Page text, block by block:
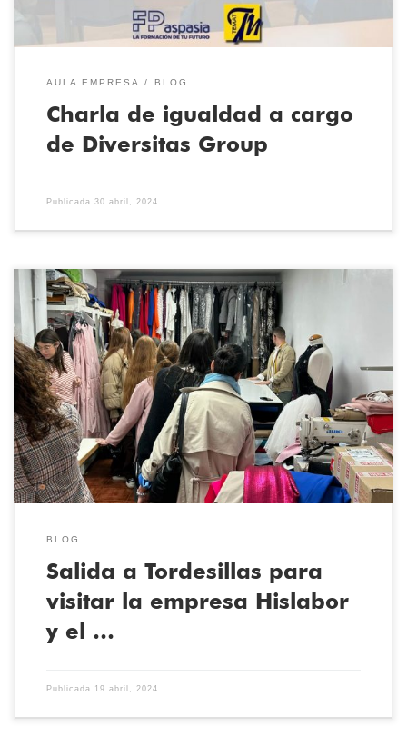
AULA EMPRESA BLOG
Charla de igualdad a cargo
de Diversitas Group
Publicada 30 abril, 2024
El pasado 18 de abril los alumnos del Ciclo Superior en Patronaje y
Moda acudieron a Tordesillas a una visita que complementa su
formación, como parte del programa Aula Empresa del curso
2023/2024. La empresa Hislabor nos acogió con los brazos
abiertos para ver el funcionamiento de la fábrica, donde […]
BLOG
Salida a Tordesillas para
visitar la empresa Hislabor
y el …
Publicada 19 abril, 2024